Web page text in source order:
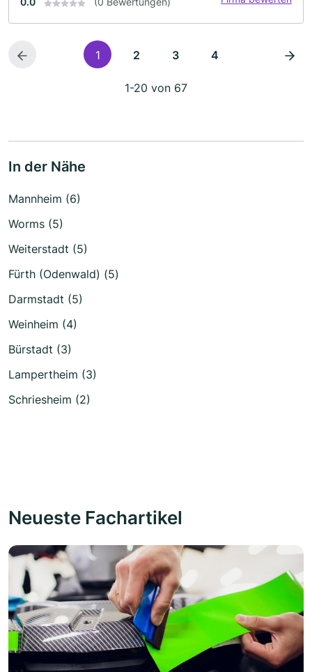
1 2 3 4
1-20 von 67
In der Nähe
Mannheim (6)
Worms (5)
Weiterstadt (5)
Fürth (Odenwald) (5)
Darmstadt (5)
Weinheim (4)
Bürstadt (3)
Lampertheim (3)
Schriesheim (2)
Neueste Fachartikel